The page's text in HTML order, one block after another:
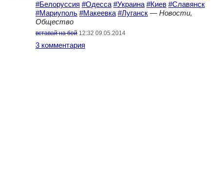
#Белоруссия #Одесса #Украина #Киев #Славянск
#Мариуполь #Макеевка #Луганск — Новости,
Общество
вставай на бой 12:32 09.05.2014
3 комментария